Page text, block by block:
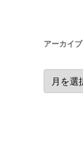
アーカイブ
ア
ー
カ